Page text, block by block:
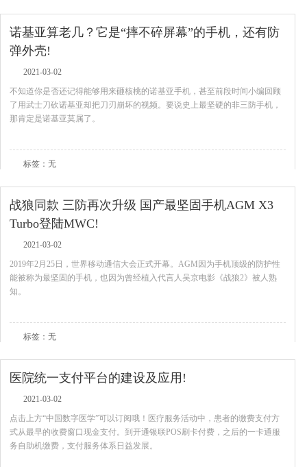
诺基亚算老几？它是“摔不碎屏幕”的手机，还有防
弹外壳!
2021-03-02
不知道你是否还记得能够用来砸核桃的诺基亚手机，甚至前段时间小编回顾
了用武士刀砍诺基亚却把刀刃崩坏的视频。要说史上最坚硬的非三防手机，
那肯定是诺基亚莫属了。
标签：无
战狼同款 三防再次升级 国产最坚固手机AGM X3
Turbo登陆MWC!
2021-03-02
2019年2月25日，世界移动通信大会正式开幕。AGM因为手机顶级的防护性
能被称为最坚固的手机，也因为曾经植入代言人吴京电影《战狼2》被人熟
知。
标签：无
医院统一支付平台的建设及应用!
2021-03-02
点击上方“中国数字医学”可以订阅哦！医疗服务活动中，患者的缴费支付方
式从最早的收费窗口现金支付。到开通银联POS刷卡付费，之后的一卡通服
务自助机缴费，支付服务体系日益发展。